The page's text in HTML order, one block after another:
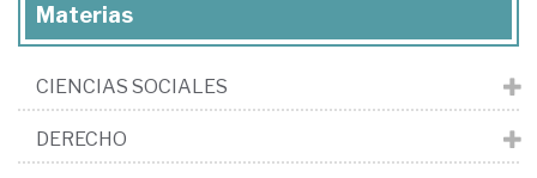
Materias
CIENCIAS SOCIALES
DERECHO